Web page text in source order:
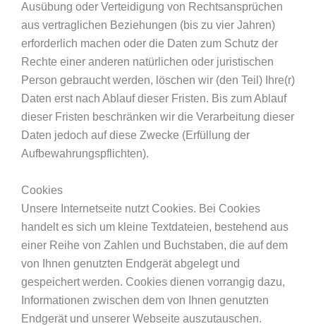
Ausübung oder Verteidigung von Rechtsansprüchen
aus vertraglichen Beziehungen (bis zu vier Jahren)
erforderlich machen oder die Daten zum Schutz der
Rechte einer anderen natürlichen oder juristischen
Person gebraucht werden, löschen wir (den Teil) Ihre(r)
Daten erst nach Ablauf dieser Fristen. Bis zum Ablauf
dieser Fristen beschränken wir die Verarbeitung dieser
Daten jedoch auf diese Zwecke (Erfüllung der
Aufbewahrungspflichten).
Cookies
Unsere Internetseite nutzt Cookies. Bei Cookies
handelt es sich um kleine Textdateien, bestehend aus
einer Reihe von Zahlen und Buchstaben, die auf dem
von Ihnen genutzten Endgerät abgelegt und
gespeichert werden. Cookies dienen vorrangig dazu,
Informationen zwischen dem von Ihnen genutzten
Endgerät und unserer Webseite auszutauschen.